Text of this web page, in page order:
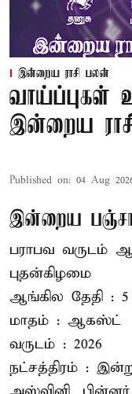
இன்றைய ராசி பலன்
வாய்ப்புகள்
இன்றைய
Published on: 04 Aug
இன்றைய
பராபவ வருடம்
புதன்கிழமை
ஆங்கில தேதி : 5
மாதம் : ஆகஸ்ட்
வருடம் : 2026
நட்சத்திரம் :